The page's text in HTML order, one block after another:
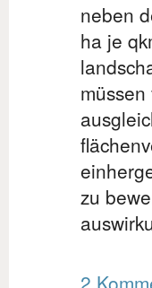
neben
ha je
zu
2